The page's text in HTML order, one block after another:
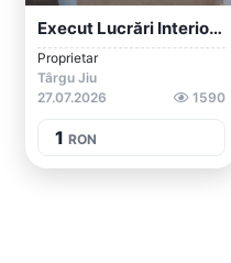
Execut Lucrări Interior/exterior
Proprietar
Târgu Jiu
27.07.2026
1590
1 RON